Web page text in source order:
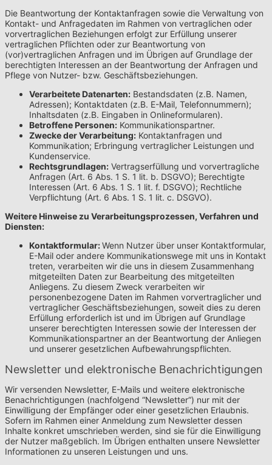
Die Beantwortung der Kontaktanfragen sowie die Verwaltung von
Kontakt- und Anfragedaten im Rahmen von vertraglichen oder
vorvertraglichen Beziehungen erfolgt zur Erfüllung unserer
vertraglichen Pflichten oder zur Beantwortung von
(vor)vertraglichen Anfragen und im Übrigen auf Grundlage der
berechtigten Interessen an der Beantwortung der Anfragen und
Pflege von Nutzer- bzw. Geschäftsbeziehungen.
Verarbeitete Datenarten: Bestandsdaten (z.B. Namen,
Adressen); Kontaktdaten (z.B. E-Mail, Telefonnummern);
Inhaltsdaten (z.B. Eingaben in Onlineformularen).
Betroffene Personen: Kommunikationspartner.
Zwecke der Verarbeitung: Kontaktanfragen und
Kommunikation; Erbringung vertraglicher Leistungen und
Kundenservice.
Rechtsgrundlagen: Vertragserfüllung und vorvertragliche
Anfragen (Art. 6 Abs. 1 S. 1 lit. b. DSGVO); Berechtigte
Interessen (Art. 6 Abs. 1 S. 1 lit. f. DSGVO); Rechtliche
Verpflichtung (Art. 6 Abs. 1 S. 1 lit. c. DSGVO).
Weitere Hinweise zu Verarbeitungsprozessen, Verfahren und
Diensten:
Kontaktformular:Wenn Nutzer über unser Kontaktformular,
E-Mail oder andere Kommunikationswege mit uns in Kontakt
treten, verarbeiten wir die uns in diesem Zusammenhang
mitgeteilten Daten zur Bearbeitung des mitgeteilten
Anliegens. Zu diesem Zweck verarbeiten wir
personenbezogene Daten im Rahmen vorvertraglicher und
vertraglicher Geschäftsbeziehungen, soweit dies zu deren
Erfüllung erforderlich ist und im Übrigen auf Grundlage
unserer berechtigten Interessen sowie der Interessen der
Kommunikationspartner an der Beantwortung der Anliegen
und unserer gesetzlichen Aufbewahrungspflichten.
Newsletter und elektronische Benachrichtigungen
Wir versenden Newsletter, E-Mails und weitere elektronische
Benachrichtigungen (nachfolgend “Newsletter“) nur mit der
Einwilligung der Empfänger oder einer gesetzlichen Erlaubnis.
Sofern im Rahmen einer Anmeldung zum Newsletter dessen
Inhalte konkret umschrieben werden, sind sie für die Einwilligung
der Nutzer maßgeblich. Im Übrigen enthalten unsere Newsletter
Informationen zu unseren Leistungen und uns.